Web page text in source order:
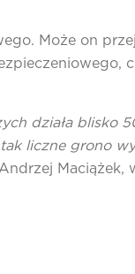
Może on
działa blisko
liczne grono
Maciążek,